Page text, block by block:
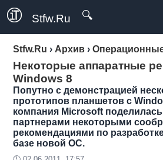
Stfw.Ru 🔍
Stfw.Ru › Архив ›
Некоторые аппаратные
Windows 8
Попутно с демонстрацией
прототипов планшетов с
компания Microsoft
партнерами некоторыми
рекомендациями по
базе новой ОС.